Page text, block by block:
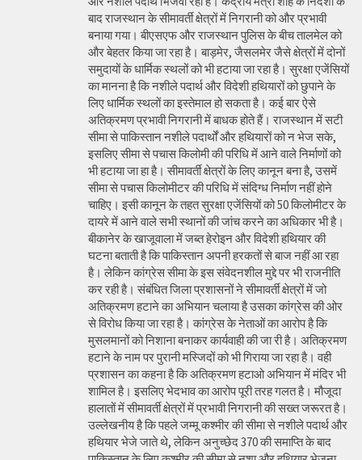
बाद राजस्थान के सीमावर्ती क्षेत्रों में निगरानी को और प्रभावी
बनाया गया। बीएसएफ और राजस्थान पुलिस के बीच तालमेल को
और बेहतर किया जा रहा है। बाड़मेर, जैसलमेर जैसे क्षेत्रों में दोनों
समुदायों के धार्मिक स्थलों को भी हटाया जा रहा है। सुरक्षा एजेंसियों
का मानना है कि नशीले पदार्थ और विदेशी हथियारों को छुपाने के
लिए धार्मिक स्थलों का इस्तेमाल हो सकता है। कई बार ऐसे
अतिक्रमण प्रभावी निगरानी में बाधक होते हैं। राजस्थान में सटी
सीमा से पाकिस्तान नशीले पदार्थों और हथियारों को न भेज सके,
इसलिए सीमा से पचास किलोमी की परिधि में आने वाले निर्माणों को
भी हटाया जा हा है। सीमावर्ती क्षेत्रों के लिए कानून बना है, उसमें
सीमा से पचास किलोमीटर की परिधि में संदिग्ध निर्माण नहीं होने
चाहिए। इसी कानून के तहत सुरक्षा एजेंसियों को 50 किलोमीटर के
दायरे में आने वाले सभी स्थानों की जांच करने का अधिकार भी है।
बीकानेर के खाजूवाला में जब्त हेरोइन और विदेशी हथियार की
घटना बताती है कि पाकिस्तान अपनी हरकतों से बाज नहीं आ रहा
है। लेकिन कांग्रेस सीमा के इस संवेदनशील मुद्दे पर भी राजनीति
कर रही है। संबंधित जिला प्रशासनों ने सीमावर्ती क्षेत्रों में जो
अतिक्रमण हटाने का अभियान चलाया है उसका कांग्रेस की ओर
से विरोध किया जा रहा है। कांग्रेस के नेताओं का आरोप है कि
मुसलमानों को निशाना बनाकर कार्यवाही की जा री है। अतिक्रमण
हटाने के नाम पर पुरानी मस्जिदों को भी गिराया जा रहा है। वही
प्रशासन का कहना है कि अतिक्रमण हटाओ अभियान में मंदिर भी
शामिल है। इसलिए भेदभाव का आरोप पूरी तरह गलत है। मौजूदा
हालातों में सीमावर्ती क्षेत्रों में प्रभावी निगरानी की सख्त जरूरत है।
उल्लेखनीय है कि पहले जम्मू कश्मीर की सीमा से नशीले पदार्थ और
हथियार भेजे जाते थे, लेकिन अनुच्छेद 370 की समाप्ति के बाद